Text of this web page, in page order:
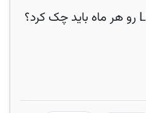
سلام، گردگیر پلوس L90 رو هر ماه باید چک کرد؟